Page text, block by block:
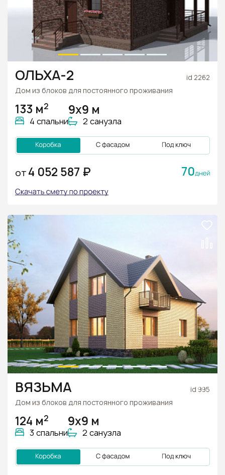
ОЛЬХА-2 id 2262
Дом из блоков для постоянного проживания
133 м2
4 спальни
9х9 м
2 санузла
ОТ 4 052 587 ₽ 70
ВЯЗЬМА id 995
Дом из блоков для постоянного проживания
124 м2
3 спальни
9х9 м
2 санузла